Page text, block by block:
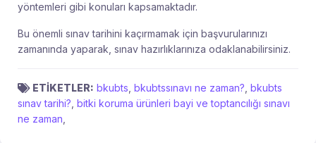
yöntemleri gibi konuları kapsamaktadır.
Bu önemli sınav tarihini kaçırmamak için başvurularınızı
zamanında yaparak, sınav hazırlıklarınıza odaklanabilirsiniz.
ETİKETLER: bkubts bkubtssınavı ne zaman? bkubts
sınav tarihi? bitki koruma ürünleri bayi ve toptancılığı sınavı
ne zaman